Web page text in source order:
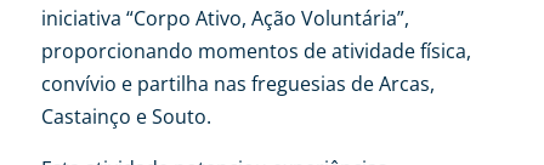
iniciativa “Corpo Ativo, Ação Voluntária”,
proporcionando momentos de atividade física,
convívio e partilha nas freguesias de Arcas,
Castainço e Souto.